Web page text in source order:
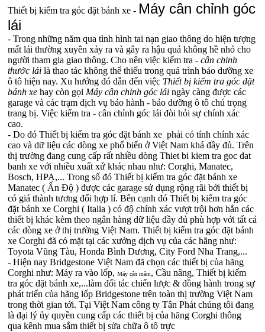
Thiết bị kiểm tra góc đặt bánh xe - Máy cân chỉnh góc
lái
- Trong những năm qua tình hình tai nạn giao thông do hiện tượng
mất lái thường xuyên xảy ra và gây ra hậu quả không hề nhỏ cho
người tham gia giao thông. Cho nên việc kiểm tra -cân chỉnh
thước lái là thao tác không thể thiếu trong quá trình bảo dưỡng xe
ô tô hiện nay. Xu hướng đó dẫn đến việc Thiết bị kiểm tra góc đặt
bánh xe hay còn gọi Máy cân chỉnh góc lái ngày càng được các
garage và các trạm dịch vụ bảo hành - bảo dưỡng ô tô chú trọng
trang bị. Việc kiểm tra - cân chỉnh góc lái đòi hỏi sự chính xác
cao.
- Do đóThiết bị kiểm tra góc đặt bánh xe phải có tính chính xác
cao và dữ liệu các dòng xe phổ biến ở Việt Nam khá đầy đủ. Trên
thị trường đang cung cấp rất nhiều dòng Thiet bi kiem tra goc dat
banh xe với nhiều xuất xứ khác nhau như: Corghi, Manatec,
Bosch, HPA,... Trong số đóThiết bị kiểm tra góc đặt bánh xe
Manatec ( Ấn Độ )được các garage sử dụng rộng rãi bởi thiết bị
có giá thành tương đối hợp lí. Bên cạnh đóThiết bị kiểm tra góc
đặt bánh xe Corghi ( Italia ) có độ chính xác vượt trội hơn hẳn các
thiết bị khác kèm theo ngân hàng dữ liệu đầy đủ phù hợp với tất cả
các dòng xe ở thị trường Việt Nam.Thiết bị kiểm tra góc đặt bánh
xe Corghi đã có mặt tại các xưởng dịch vụ của các hãng như:
Toyota Vũng Tàu, Honda Bình Dương, City Ford Nha Trang,...
- Hiện nay Bridgestone Việt Nam đã chọn các thiết bị của hãng
Corghi như: Máy ra vào lốp,Máy cân mâm, Cầu nâng, Thiết bị kiểm
tra góc đặt bánh xe,...làm đối tác chiến lược & đồng hành trong sự
phát triển của hãng lốp Bridgestone trên toàn thị trường Việt Nam
trong thời gian tới. Tại Việt Nam công ty Tân Phát chúng tôi đang
là đại lý ủy quyền cung cấp các thiết bị của hãng Corghi thông
qua kênh mua sắm thiết bị sửa chữa ô tô trực